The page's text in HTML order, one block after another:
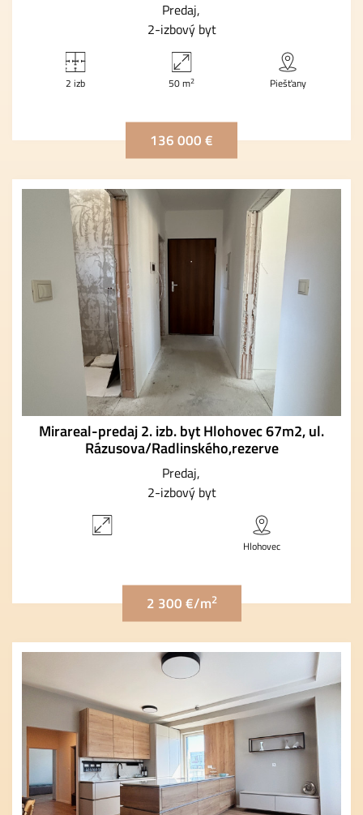
Predaj
2-izbový byt
2 izb 50 m2 Piešťany
136 000 €
Mirareal-predaj 2. izb. byt Hlohovec 67m2, ul.
Rázusova/Radlinského,rezerve
Predaj
2-izbový byt
Hlohovec
2 300 €/m2